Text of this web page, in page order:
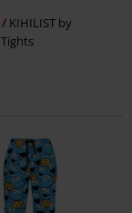
KIHILIST by
Tights